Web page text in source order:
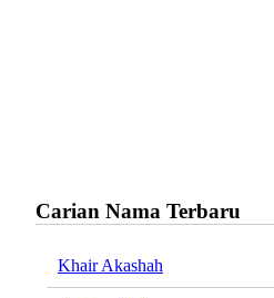
Carian Nama Terbaru
Khair Akashah